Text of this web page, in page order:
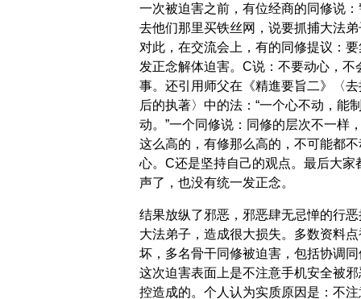
一次被迫害之前，有位经商的同修说：
去他们那里买铁丝网，说要抓捕大法弟
对此，在交流会上，有的同修提议：要
发正念解体迫害。C说：不要动心，不
事。还引用师父在《精進要旨二》〈去
后的执著〉中的法：“一个心不动，能
动。”一个同修说：同修的层次不一样
这么高的，有修那么高的，不可能都不
心。C还是坚持自己的观点。最后大家
声了，也没有统一发正念。
结果放纵了邪恶，邪恶肆无忌惮的行恶
大法弟子，造成很大损失。多数资料点
坏，多名骨干同修被迫害，包括协调同
这次迫害表面上是不注意手机安全被邪
控造成的。个人认为实质原因是：不注